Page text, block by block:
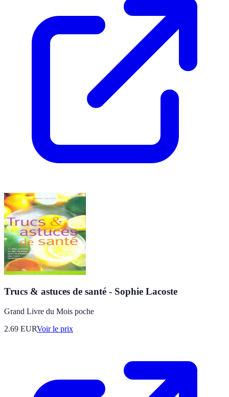
Trucs & astuces de santé - Sophie Lacoste
Grand Livre du Mois poche
2.69 EURVoir le prix